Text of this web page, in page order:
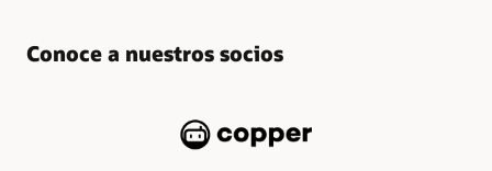
Conoce a nuestros socios